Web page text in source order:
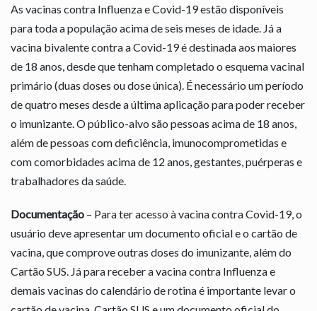
As vacinas contra Influenza e Covid-19 estão disponíveis
para toda a população acima de seis meses de idade. Já a
vacina bivalente contra a Covid-19 é destinada aos maiores
de 18 anos, desde que tenham completado o esquema vacinal
primário (duas doses ou dose única). É necessário um período
de quatro meses desde a última aplicação para poder receber
o imunizante. O público-alvo são pessoas acima de 18 anos,
além de pessoas com deficiência, imunocomprometidas e
com comorbidades acima de 12 anos, gestantes, puérperas e
trabalhadores da saúde.
Documentação – Para ter acesso à vacina contra Covid-19, o
usuário deve apresentar um documento oficial e o cartão de
vacina, que comprove outras doses do imunizante, além do
Cartão SUS. Já para receber a vacina contra Influenza e
demais vacinas do calendário de rotina é importante levar o